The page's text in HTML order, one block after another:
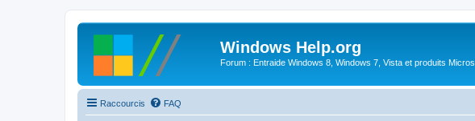
Windows Help.org
Forum : Entraide Windows 8, Windows 7, Vista et produits
Raccourcis FAQ